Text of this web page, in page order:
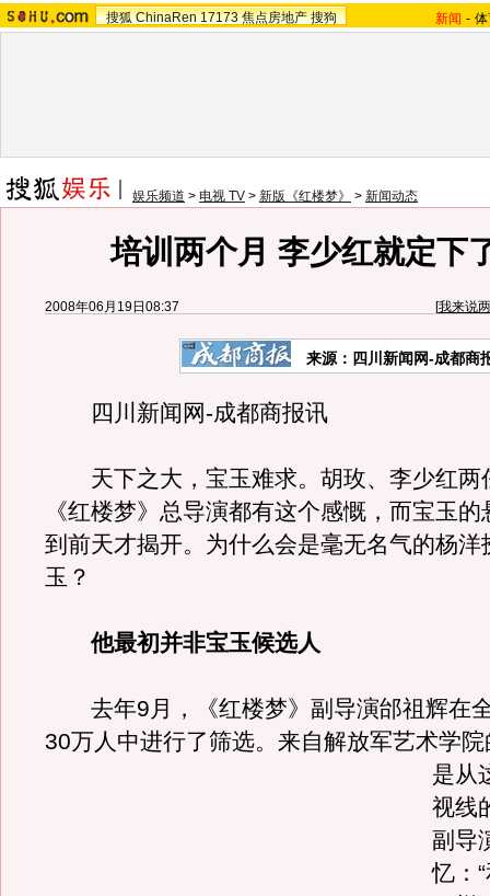
搜狐 ChinaRen 17173 焦点房地产 搜狗 新闻 -
娱乐频道 > 电视 TV > 新版《红楼梦》 > 新闻动态
培训两个月 李少红就定下
2008年06月19日08:37 [我来说
来源：四川新闻网-成都商
四川新闻网-成都商报讯
天下之大，宝玉难求。胡玫、李少红两
《红楼梦》总导演都有这个感慨，而宝玉
到前天才揭开。为什么会是毫无名气的杨洋
玉？
他最初并非宝玉候选人
去年9月，《红楼梦》副导演邰祖辉在
30万人中进行了筛选。 来自解放军艺术学
是从
视线
副导
忆：